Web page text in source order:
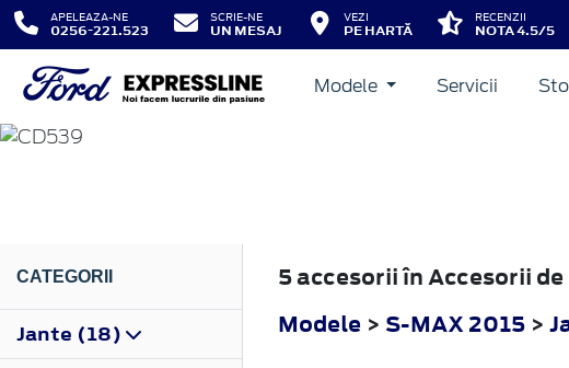
APELEAZA-NE
0256-221.523
SCRIE-NE
UN MESAJ
VEZI
PE HARTĂ
RECENZII
NOTA 4.5/5
Modele Servicii
S-MAX
CATEGORII
Jante (18)
5 accesorii în Accesorii
Modele > S-MAX 2015 >